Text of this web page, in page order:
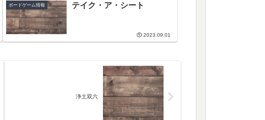
ボードゲーム情報 テイク・ア・シート
2023.09.01
浄土双六